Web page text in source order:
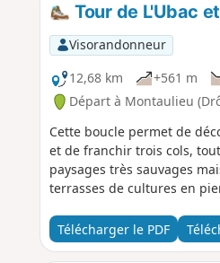
Tour de L'Ubac
Visorandonneur
12,68 km
+561 m
Départ à Montaulieu
Cette boucle permet de
et de franchir trois cols,
paysages très sauvages
terrasses de cultures en
Télécharger le PDF